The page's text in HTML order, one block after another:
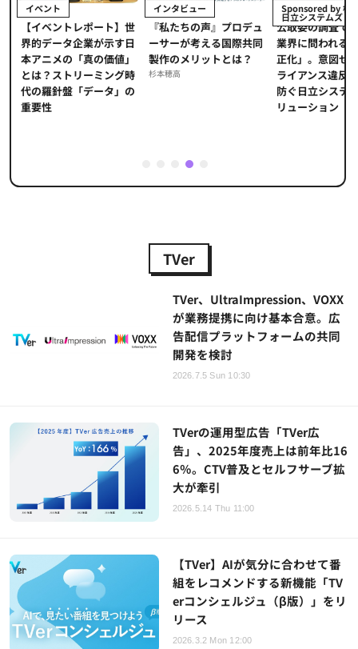
イベント
【イベントレポート】世
界的データ企業が示す日
本アニメの「真の価値」
とは？ストリーミング時
代の羅針盤「データ」の
重要性
インタビュー
『私たちの声』プロデュ
ーサーが考える国際共同
製作のメリットとは？
杉本穂高
Sponsored by 株
日立システムズ
公​​取委の調査で
業界に問われる
正化」。意図せ
ライアンス違反
防ぐ日立システ
リューション​
4
TVer
TVer、UltraImpression、VOXX
が業務提携に向け基本合意。広
告配信プラットフォームの共同
開発を検討
2026.7.5 Sun 10:30
TVerの運用型広告「TVer広
告」、2025年度売上は前年比16
6％。CTV普及とセルフサーブ拡
大が牽引
2026.5.14 Thu 11:00
【TVer】AIが気分に合わせて番
組をレコメンドする新機能「TV
erコンシェルジュ（β版）」をリ
リース
2026.3.2 Mon 12:00